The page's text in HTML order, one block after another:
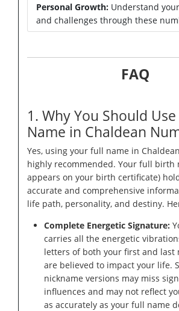
Personal Growth: Understand
and challenges through these
FAQ
1. Why You Should
Name in Chaldean
Yes, using your full name in
highly recommended. Your full birth
appears on your birth certificate)
accurate and comprehensive
life path, personality, and destiny.
Complete Energetic Signature:
carries all the energetic
letters of both your first and last
are believed to impact your life.
nickname versions may miss
influences and may not reflect
as accurately as your full name